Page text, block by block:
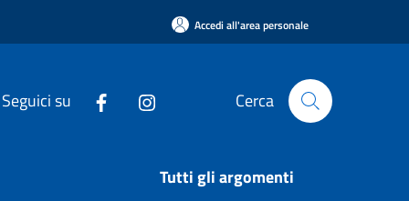
Accedi all'area personale
Seguici su Cerca
Tutti gli argomenti